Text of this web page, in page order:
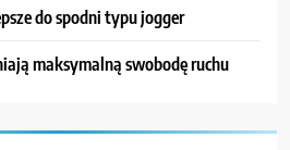
do spodni typu jogger
maksymalną swobodę ruchu